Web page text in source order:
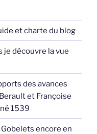
et charte du blog
je découvre la vue
des avances
et Françoise
1539
encore en